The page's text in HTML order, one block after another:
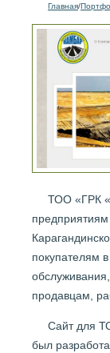
Главная/
ТОО «ГРК
предприятиям
покупателям
продавцам,
Сайт для
был